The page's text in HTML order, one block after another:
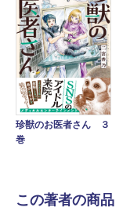
珍獣のお医者さん ３
巻
この著者の商品